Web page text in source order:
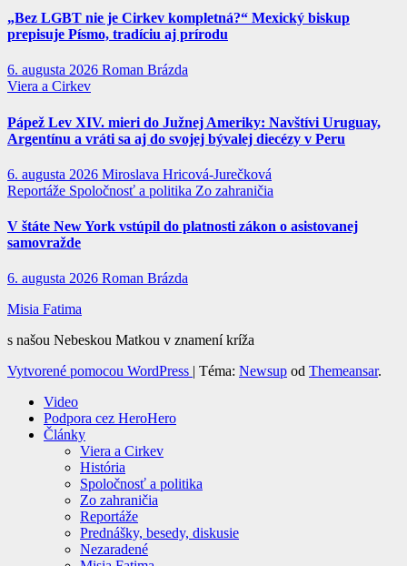
„Bez LGBT nie je Cirkev kompletná?“ Mexický biskup
prepisuje Písmo, tradíciu aj prírodu
6. augusta 2026 Roman Brázda
Viera a Cirkev
Pápež Lev XIV. mieri do Južnej Ameriky: Navštívi Uruguay,
Argentínu a vráti sa aj do svojej bývalej diecézy v Peru
6. augusta 2026 Miroslava Hricová-Jurečková
Reportáže Spoločnosť a politika Zo zahraničia
V štáte New York vstúpil do platnosti zákon o asistovanej
samovražde
6. augusta 2026 Roman Brázda
Misia Fatima
s našou Nebeskou Matkou v znamení kríža
Vytvorené pomocou WordPress | Téma: Newsup od Themeansar.
Video
Podpora cez HeroHero
Články
Viera a Cirkev
História
Spoločnosť a politika
Zo zahraničia
Reportáže
Prednášky, besedy, diskusie
Nezaradené